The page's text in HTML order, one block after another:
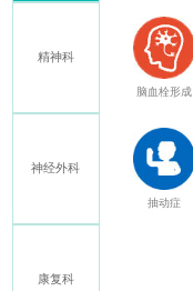
精神科
神经外科
康复科
脑血栓形成
抽动症